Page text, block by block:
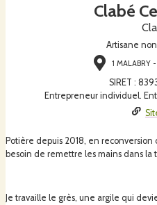
Clabé
Artisane
1 MALABRY
SIRET :
Entrepreneur individuel.
Potière depuis 2018, en
besoin de remettre les mains dans la
Je travaille le grès, une argile qui